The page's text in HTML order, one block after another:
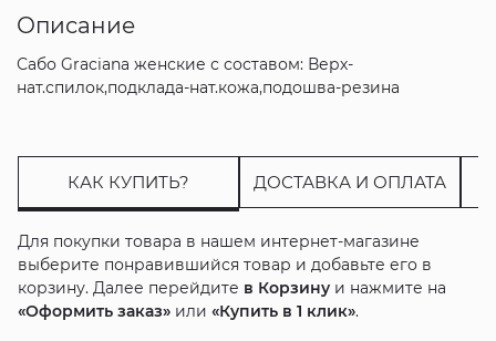
Описание
Сабо Graciana женские с составом: Верх-
нат.спилок,подклада-нат.кожа,подошва-резина
КАК КУПИТЬ? ДОСТАВКА И ОПЛАТА
Для покупки товара в нашем интернет-магазине
выберите понравившийся товар и добавьте его в
корзину. Далее перейдите в Корзинуи нажмите на
«Оформить заказ»или «Купить в 1 клик».